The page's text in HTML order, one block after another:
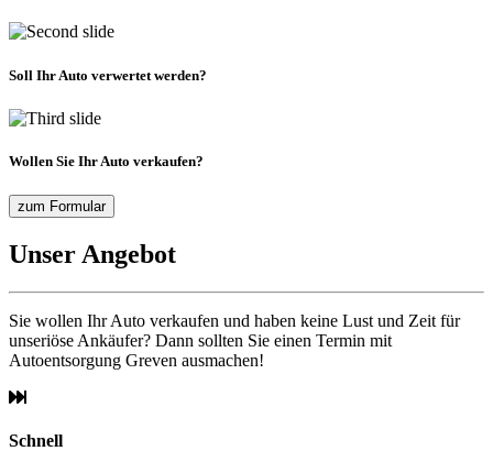
Soll Ihr Auto verwertet werden?
Wollen Sie Ihr Auto verkaufen?
zum Formular
Unser Angebot
Sie wollen Ihr Auto verkaufen und haben keine Lust und Zeit für
unseriöse Ankäufer? Dann sollten Sie einen Termin mit
Autoentsorgung Greven ausmachen!
Schnell